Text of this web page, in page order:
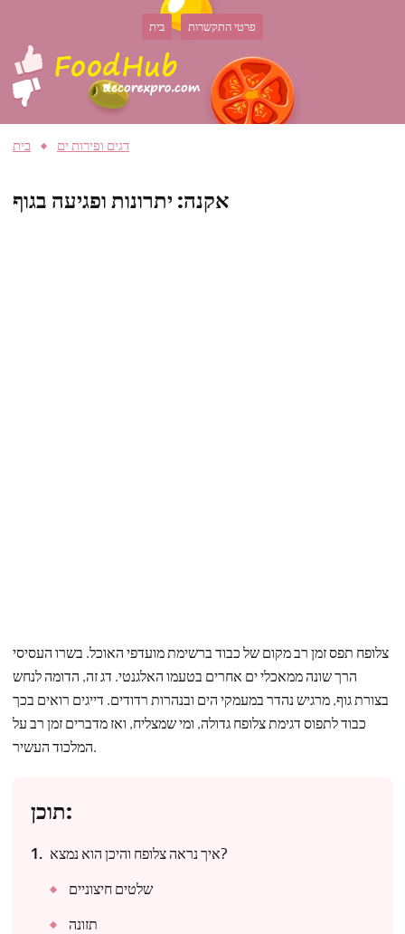
בית פרטי התקשרות
בית דגים ופירות ים
אקנה: יתרונות ופגיעה בגוף
צלופח תפס זמן רב מקום של כבוד ברשימת מועדפי האוכל. בשרו העסיסי
הרך שונה ממאכלי ים אחרים בטעמו האלגנטי. דג זה, הדומה לנחש
בצורת גוף, מרגיש נהדר במעמקי הים ובנהרות רדודים. דייגים רואים בכך
כבוד לתפוס דגימת צלופח גדולה, ומי שמצליח, ואז מדברים זמן רב על
המלכוד העשיר.
תוכן:
איך נראה צלופח והיכן הוא נמצא?
שלטים חיצוניים
תזונה